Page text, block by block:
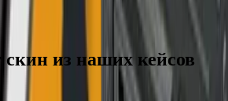
среди коллекционеров.
всего 15.98%.
из наших кейсов